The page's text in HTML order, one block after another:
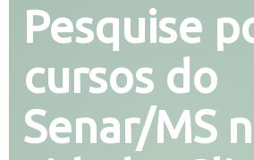
Pesquise
cursos do
Senar/MS